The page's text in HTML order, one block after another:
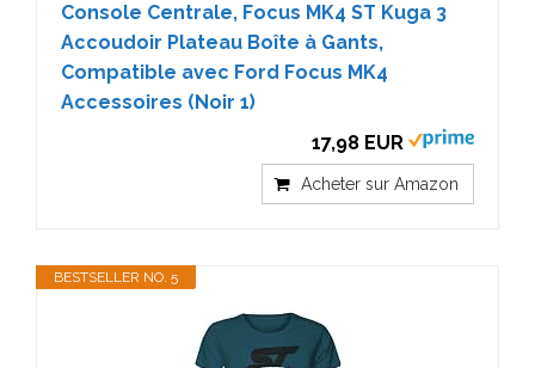
Console Centrale, Focus MK4 ST Kuga 3
Accoudoir Plateau Boîte à Gants,
Compatible avec Ford Focus MK4
Accessoires (Noir 1)
17,98 EUR
Acheter sur Amazon
BESTSELLER NO. 5